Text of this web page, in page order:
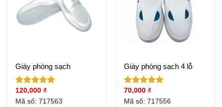
Giày phòng sạch
Được xếp
hạng5.00
120,000₫
Mã số: 717563
Giày phòng sạch 4 lỗ
Được xếp
hạng5.00
70,000₫
Mã số: 717556